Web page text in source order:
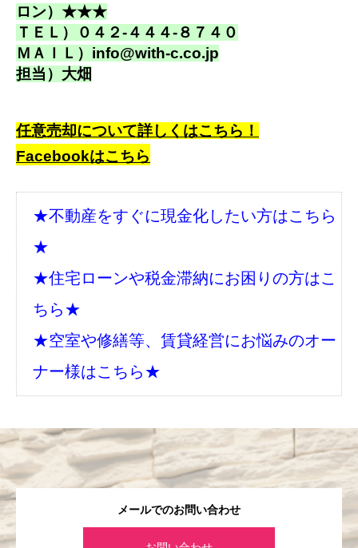
ロン）★★★
ＴＥＬ）
０４２-４４４-８７４０
ＭＡＩＬ） info@with-c.co.jp
担当）大畑
任意売却について詳しくはこちら！
Facebookはこちら
★不動産をすぐに現金化したい方はこちら
★
★住宅ローンや税金滞納にお困りの方はこ
ちら★
★空室や修繕等、賃貸経営にお悩みのオー
ナー様はこちら★
メールでのお問い合わせ